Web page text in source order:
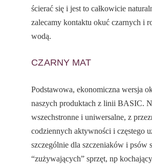
ścierać się i jest to całkowicie
zalecamy kontaktu okuć czarnych i
wodą.
CZARNY MAT
Podstawowa, ekonomiczna wersja
naszych produktach z linii BASIC.
wszechstronne i uniwersalne, z
codziennych aktywności i częstego
szczególnie dla szczeniaków i psów
“zużywających” sprzęt, np